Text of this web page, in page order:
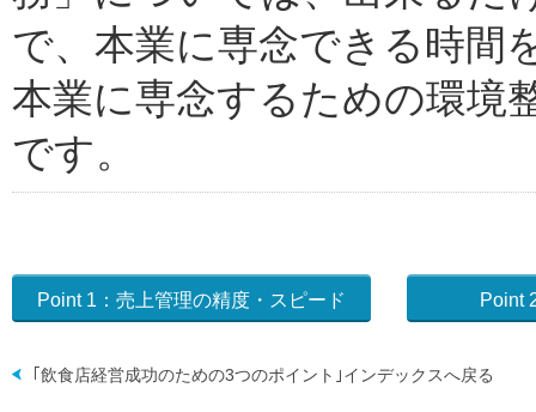
で、本業に専念できる時間
本業に専念するための環境
です。
Point 1：売上管理の精度・スピード Point
｢飲食店経営成功のための3つのポイント｣インデックスへ戻る